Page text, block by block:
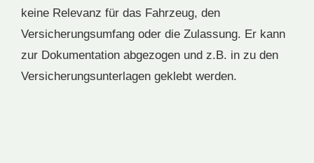
keine Relevanz für das Fahrzeug, den
Versicherungsumfang oder die Zulassung. Er kann
zur Dokumentation abgezogen und z.B. in zu den
Versicherungsunterlagen geklebt werden.